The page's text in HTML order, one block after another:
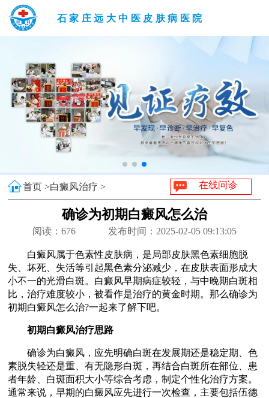
石家庄远大中医皮肤病医院
首页 >白癜风治疗 > 在线问诊
确诊为初期白癜风怎么治
阅读： 676 发布时间：2025-02-05 09:13:05
白癜风属于色素性皮肤病，是局部皮肤黑色素细胞脱
失、坏死、失活等引起黑色素分泌减少，在皮肤表面形成大
小不一的光滑白斑。白癜风早期病症较轻，与中晚期白斑相
比，治疗难度较小，被看作是治疗的黄金时期。那么确诊为
初期白癜风怎么治?一起来了解下吧。
初期白癜风治疗思路
确诊为白癜风，应先明确白斑在发展期还是稳定期、色
素脱失轻还是重、有无隐形白斑，再结合白斑所在部位、患
者年龄、白斑面积大小等综合考虑，制定个性化治疗方案。
通常来说，早期的白癜风应先进行一次检查，主要包括伍德